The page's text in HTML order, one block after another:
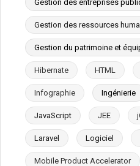
Gestion des entreprises
Gestion des ressources
Gestion du patrimoine et
Hibernate HTML
Infographie Ingénierie
JavaScript JEE
Laravel Logiciel
Mobile Product Accelerator